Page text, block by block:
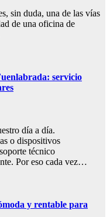
sin duda, una de las vías
de una oficina de
servicio
día a día.
o dispositivos
técnico
Por eso cada vez…
y rentable para